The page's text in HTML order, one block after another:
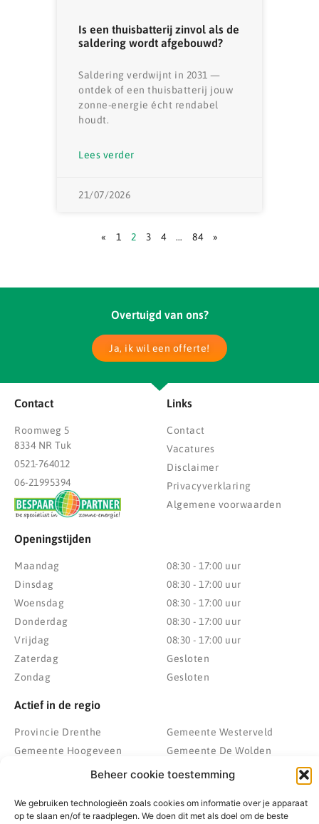
Beheer cookie toestemming
We gebruiken technologieën zoals cookies om informatie over je apparaat
op te slaan en/of te raadplegen. We doen dit met als doel om de beste
Is een thuisbatterij zinvol als de
saldering wordt afgebouwd?
Saldering verdwijnt in 2031 —
ontdek of een thuisbatterij jouw
zonne-energie écht rendabel
houdt.
Lees verder
21/07/2026
« 1 2 3 4 … 84 »
Overtuigd van ons?
Ja, ik wil een offerte!
Contact
Roomweg 5
8334 NR Tuk
0521-764012
06-21995394
Links
Contact
Vacatures
Disclaimer
Privacyverklaring
Algemene voorwaarden
Openingstijden
Maandag
Dinsdag
Woensdag
Donderdag
Vrijdag
Zaterdag
Zondag
08:30 - 17:00 uur
08:30 - 17:00 uur
08:30 - 17:00 uur
08:30 - 17:00 uur
08:30 - 17:00 uur
Gesloten
Gesloten
Actief in de regio
Provincie Drenthe
Gemeente Hoogeveen
Gemeente Meppel
Gemeente Noordenveld
Gemeente Westerveld
Gemeente De Wolden
Zwolle
Kampen